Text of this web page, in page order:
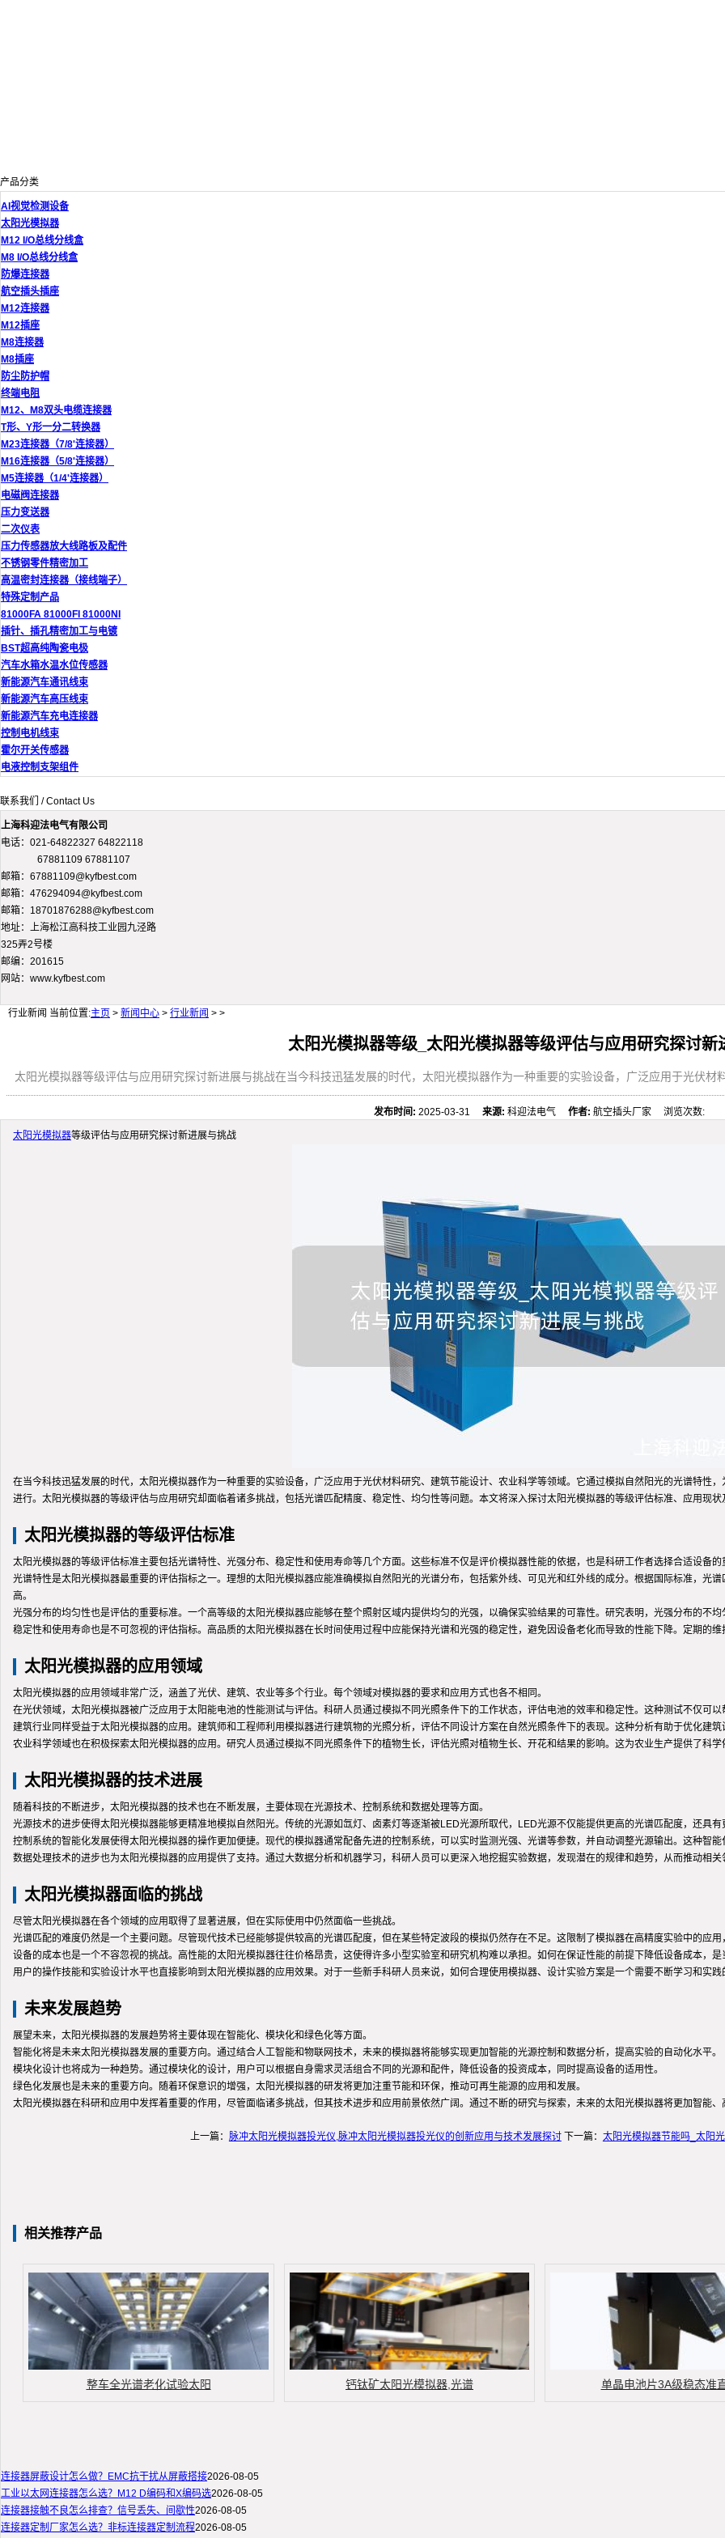
产品分类
AI视觉检测设备
太阳光模拟器
M12 I/O总线分线盒
M8 I/O总线分线盒
防爆连接器
航空插头插座
M12连接器
M12插座
M8连接器
M8插座
防尘防护帽
终端电阻
M12、M8双头电缆连接器
T形、Y形一分二转换器
M23连接器（7/8'连接器）
M16连接器（5/8'连接器）
M5连接器（1/4'连接器）
电磁阀连接器
压力变送器
二次仪表
压力传感器放大线路板及配件
不锈钢零件精密加工
高温密封连接器（接线端子）
特殊定制产品
81000FA 81000FI 81000NI
插针、插孔精密加工与电镀
BST超高纯陶瓷电极
汽车水箱水温水位传感器
新能源汽车通讯线束
新能源汽车高压线束
新能源汽车充电连接器
控制电机线束
霍尔开关传感器
电液控制支架组件
联系我们 / Contact Us
上海科迎法电气有限公司
电话：021-64822327 64822118
67881109 67881107
邮箱：67881109@kyfbest.com
邮箱：476294094@kyfbest.com
邮箱：18701876288@kyfbest.com
地址：上海松江高科技工业园九泾路
325弄2号楼
邮编：201615
网站：www.kyfbest.com
行业新闻 当前位置:主页 > 新闻中心 > 行业新闻 > >
太阳光模拟器等级_太阳光模拟器等级评估与应用研究探讨新
太阳光模拟器等级评估与应用研究探讨新进展与挑战在当今科技迅猛发展的时代，太阳光模拟器作为一种重要的实验设备，广泛应用于光伏材
发布时间: 2025-03-31来源: 科迎法电气作者: 航空插头厂家 浏览次数:
太阳光模拟器等级评估与应用研究探讨新进展与挑战
在当今科技迅猛发展的时代，太阳光模拟器作为一种重要的实验设备，广泛应用于光伏材料研究、建筑节能设计、农业科学等领域。它通过模拟自然阳光的光谱特性
进行。太阳光模拟器的等级评估与应用研究却面临着诸多挑战，包括光谱匹配精度、稳定性、均匀性等问题。本文将深入探讨太阳光模拟器的等级评估标准、应用现
太阳光模拟器的等级评估标准
太阳光模拟器的等级评估标准主要包括光谱特性、光强分布、稳定性和使用寿命等几个方面。这些标准不仅是评价模拟器性能的依据，也是科研工作者选择合适设备的
光谱特性是太阳光模拟器最重要的评估指标之一。理想的太阳光模拟器应能准确模拟自然阳光的光谱分布，包括紫外线、可见光和红外线的成分。根据国际标准，光
高。
光强分布的均匀性也是评估的重要标准。一个高等级的太阳光模拟器应能够在整个照射区域内提供均匀的光强，以确保实验结果的可靠性。研究表明，光强分布的不
稳定性和使用寿命也是不可忽视的评估指标。高品质的太阳光模拟器在长时间使用过程中应能保持光谱和光强的稳定性，避免因设备老化而导致的性能下降。定期的
太阳光模拟器的应用领域
太阳光模拟器的应用领域非常广泛，涵盖了光伏、建筑、农业等多个行业。每个领域对模拟器的要求和应用方式也各不相同。
在光伏领域，太阳光模拟器被广泛应用于太阳能电池的性能测试与评估。科研人员通过模拟不同光照条件下的工作状态，评估电池的效率和稳定性。这种测试不仅可
建筑行业同样受益于太阳光模拟器的应用。建筑师和工程师利用模拟器进行建筑物的光照分析，评估不同设计方案在自然光照条件下的表现。这种分析有助于优化建
农业科学领域也在积极探索太阳光模拟器的应用。研究人员通过模拟不同光照条件下的植物生长，评估光照对植物生长、开花和结果的影响。这为农业生产提供了科
太阳光模拟器的技术进展
随着科技的不断进步，太阳光模拟器的技术也在不断发展，主要体现在光源技术、控制系统和数据处理等方面。
光源技术的进步使得太阳光模拟器能够更精准地模拟自然阳光。传统的光源如氙灯、卤素灯等逐渐被LED光源所取代，LED光源不仅能提供更高的光谱匹配度，还具
控制系统的智能化发展使得太阳光模拟器的操作更加便捷。现代的模拟器通常配备先进的控制系统，可以实时监测光强、光谱等参数，并自动调整光源输出。这种智
数据处理技术的进步也为太阳光模拟器的应用提供了支持。通过大数据分析和机器学习，科研人员可以更深入地挖掘实验数据，发现潜在的规律和趋势，从而推动相
太阳光模拟器面临的挑战
尽管太阳光模拟器在各个领域的应用取得了显著进展，但在实际使用中仍然面临一些挑战。
光谱匹配的难度仍然是一个主要问题。尽管现代技术已经能够提供较高的光谱匹配度，但在某些特定波段的模拟仍然存在不足。这限制了模拟器在高精度实验中的应
设备的成本也是一个不容忽视的挑战。高性能的太阳光模拟器往往价格昂贵，这使得许多小型实验室和研究机构难以承担。如何在保证性能的前提下降低设备成本，
用户的操作技能和实验设计水平也直接影响到太阳光模拟器的应用效果。对于一些新手科研人员来说，如何合理使用模拟器、设计实验方案是一个需要不断学习和实践
未来发展趋势
展望未来，太阳光模拟器的发展趋势将主要体现在智能化、模块化和绿色化等方面。
智能化将是未来太阳光模拟器发展的重要方向。通过结合人工智能和物联网技术，未来的模拟器将能够实现更加智能的光源控制和数据分析，提高实验的自动化水平。
模块化设计也将成为一种趋势。通过模块化的设计，用户可以根据自身需求灵活组合不同的光源和配件，降低设备的投资成本，同时提高设备的适用性。
绿色化发展也是未来的重要方向。随着环保意识的增强，太阳光模拟器的研发将更加注重节能和环保，推动可再生能源的应用和发展。
太阳光模拟器在科研和应用中发挥着重要的作用，尽管面临诸多挑战，但其技术进步和应用前景依然广阔。通过不断的研究与探索，未来的太阳光模拟器将更加智能
上一篇： 脉冲太阳光模拟器投光仪,脉冲太阳光模拟器投光仪的创新应用与技术发展探讨下一篇： 太阳光模拟器节能吗_太阳
相关推荐产品
整车全光谱老化试验太阳 钙钛矿太阳光模拟器,光谱 单晶电池片3A级稳态准
连接器屏蔽设计怎么做？EMC抗干扰从屏蔽搭接2026-08-05
工业以太网连接器怎么选？M12 D编码和X编码选2026-08-05
连接器接触不良怎么排查？信号丢失、间歇性2026-08-05
连接器定制厂家怎么选？非标连接器定制流程2026-08-05